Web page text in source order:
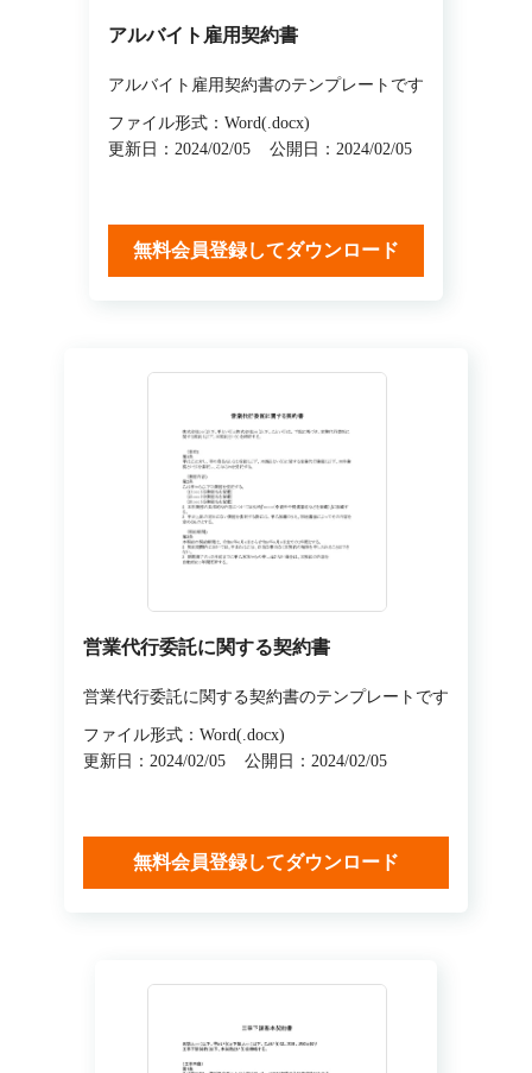
アルバイト雇用契約書
アルバイト雇用契約書のテンプレートです
ファイル形式：Word(.docx)
更新日：2024/02/05
公開日：2024/02/05
無料会員登録してダウンロード
営業代行委託に関する契約書
営業代行委託に関する契約書のテンプレートです
ファイル形式：Word(.docx)
更新日：2024/02/05
公開日：2024/02/05
無料会員登録してダウンロード